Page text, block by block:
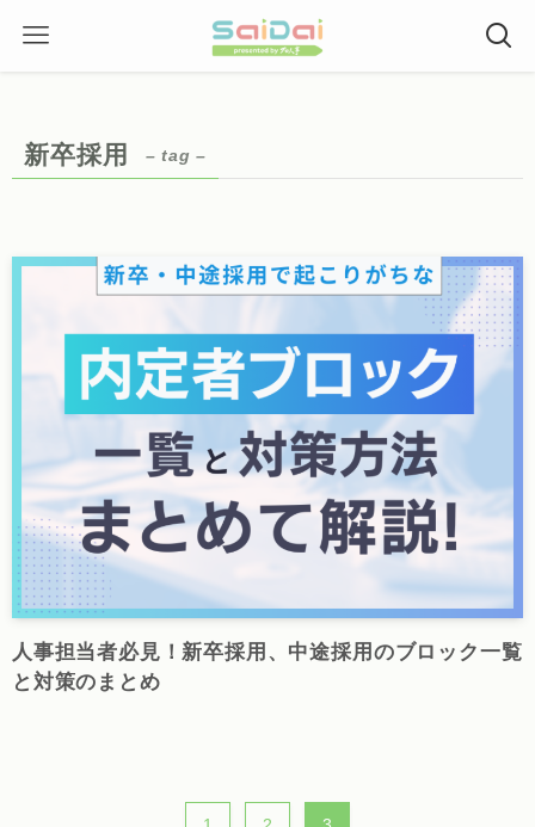
新卒採用 – tag –
人事担当者必見！新卒採用、中途採用のブロック一覧
と対策のまとめ